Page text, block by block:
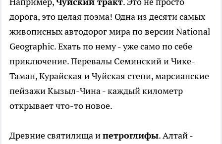
дорога, это целая поэма! Одна из десяти самых
живописных автодорог мира по версии National
Geographic. Ехать по нему - уже само по себе
приключение. Перевалы Семинский и Чике-
Таман, Курайская и Чуйская степи, марсианские
пейзажи Кызыл-Чина - каждый километр
открывает что-то новое.
Древние святилища ипетроглифы. Алтай -